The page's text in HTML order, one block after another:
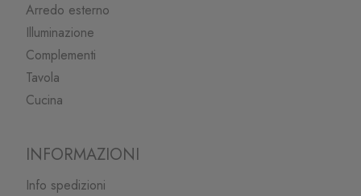
Arredo esterno
Illuminazione
Complementi
Tavola
Cucina
INFORMAZIONI
Info spedizioni